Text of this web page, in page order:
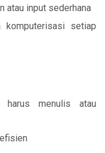
atau input sederhana
komputerisasi setiap
menulis atau